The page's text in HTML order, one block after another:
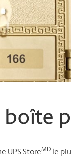
boîte
UPS StoreMD
le